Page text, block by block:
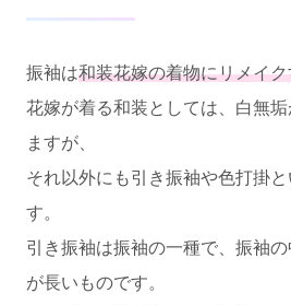
振袖は和装花嫁の着物にリメイ
花嫁が着る和装としては、白無
ますが、
それ以外にも引き振袖や色打掛
す。
引き振袖は振袖の一種で、振袖
が長いものです。